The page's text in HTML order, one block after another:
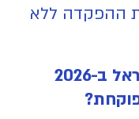
ההפקדה ללא
Q: האם רכישת ביטקוין בישראל ב-2026